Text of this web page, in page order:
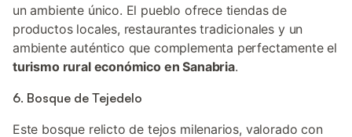
un ambiente único. El pueblo ofrece tiendas de
productos locales, restaurantes tradicionales y un
ambiente auténtico que complementa perfectamente el
turismo rural económico en Sanabria.
6. Bosque de Tejedelo
Este bosque relicto de tejos milenarios, valorado con